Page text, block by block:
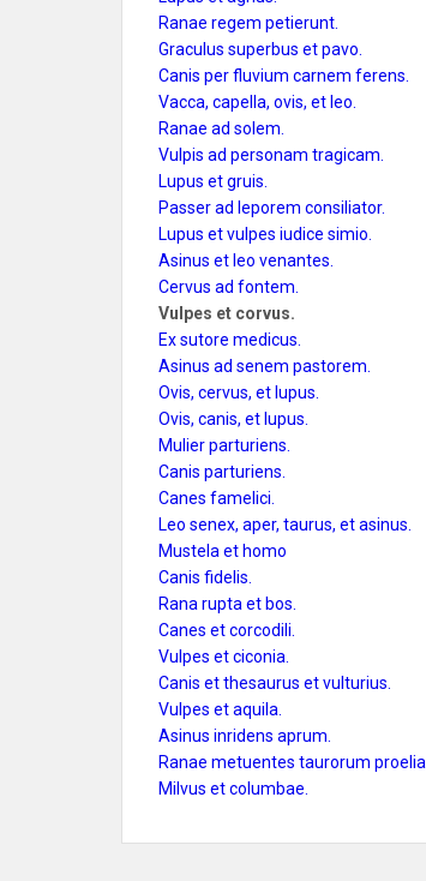
Ranae regem petierunt.
Graculus superbus et pavo.
Canis per fluvium carnem ferens.
Vacca, capella, ovis, et leo.
Ranae ad solem.
Vulpis ad personam tragicam.
Lupus et gruis.
Passer ad leporem consiliator.
Lupus et vulpes iudice simio.
Asinus et leo venantes.
Cervus ad fontem.
Vulpes et corvus.
Ex sutore medicus.
Asinus ad senem pastorem.
Ovis, cervus, et lupus.
Ovis, canis, et lupus.
Mulier parturiens.
Canis parturiens.
Canes famelici.
Leo senex, aper, taurus, et asinus.
Mustela et homo
Canis fidelis.
Rana rupta et bos.
Canes et corcodili.
Vulpes et ciconia.
Canis et thesaurus et vulturius.
Vulpes et aquila.
Asinus inridens aprum.
Ranae metuentes taurorum proelia.
Milvus et columbae.